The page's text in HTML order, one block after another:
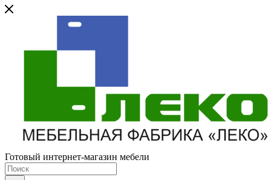
Готовый интернет-магазин мебели